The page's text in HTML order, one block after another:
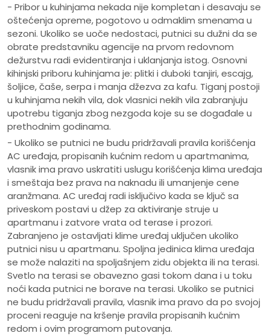
- Pribor u kuhinjama nekada nije kompletan i desavaju se
oštećenja opreme, pogotovo u odmaklim smenama u
sezoni. Ukoliko se uoče nedostaci, putnici su dužni da se
obrate predstavniku agencije na prvom redovnom
dežurstvu radi evidentiranja i uklanjanja istog. Osnovni
kihinjski priboru kuhinjama je: plitki i duboki tanjiri, escajg,
šoljice, čaše, serpa i manja džezva za kafu. Tiganj postoji
u kuhinjama nekih vila, dok vlasnici nekih vila zabranjuju
upotrebu tiganja zbog nezgoda koje su se događale u
prethodnim godinama.
- Ukoliko se putnici ne budu pridržavali pravila korišćenja
AC uređaja, propisanih kućnim redom u apartmanima,
vlasnik ima pravo uskratiti uslugu korišćenja klima uređaja
i smeštaja bez prava na naknadu ili umanjenje cene
aranžmana. AC uređaj radi isključivo kada se ključ sa
priveskom postavi u džep za aktiviranje struje u
apartmanu i zatvore vrata od terase i prozori.
Zabranjeno je ostavljati klime uređaj uključen ukoliko
putnici nisu u apartmanu. Spoljna jedinica klima uređaja
se može nalaziti na spoljašnjem zidu objekta ili na terasi.
Svetlo na terasi se obavezno gasi tokom dana i u toku
noći kada putnici ne borave na terasi. Ukoliko se putnici
ne budu pridržavali pravila, vlasnik ima pravo da po svojoj
proceni reaguje na kršenje pravila propisanih kućnim
redom i ovim programom putovanja.